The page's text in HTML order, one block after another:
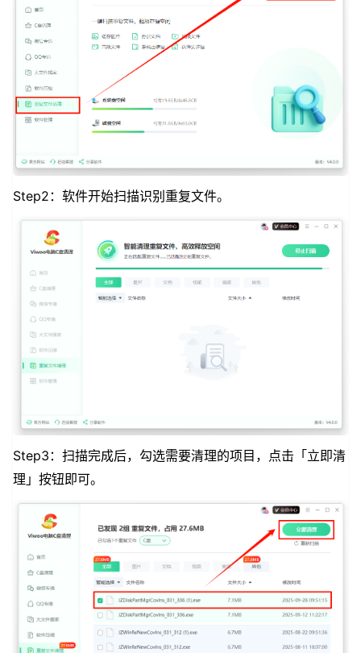
Step2：软件开始扫描识别重复文件。
Step3：扫描完成后，勾选需要清理的项目，点击「立即清
理」按钮即可。